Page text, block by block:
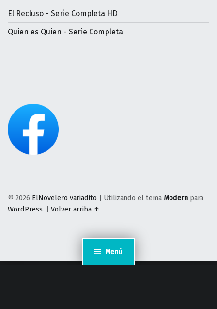
Menú
El Recluso - Serie Completa HD
Quien es Quien - Serie Completa
© 2026 ElNovelero variadito | Utilizando el tema Modern para
WordPress. | Volver arriba ↑